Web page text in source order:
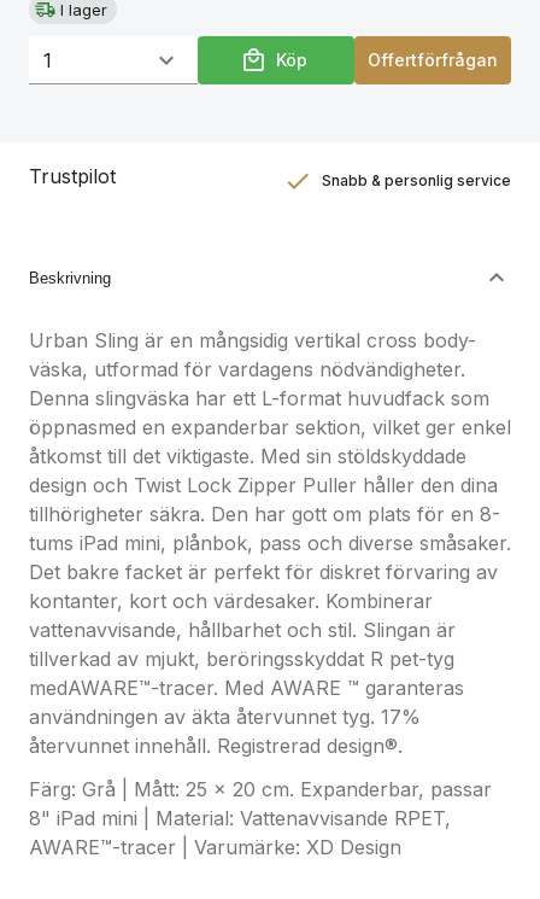
AWARE™-tracer | Varumärke: XD Design
I lager
Köp Offertförfrågan
Trustpilot Snabb & personlig service
Beskrivning
Urban Sling är en mångsidig vertikal cross body-
väska, utformad för vardagens nödvändigheter.
Denna slingväska har ett L-format huvudfack som
öppnasmed en expanderbar sektion, vilket ger enkel
åtkomst till det viktigaste. Med sin stöldskyddade
design och Twist Lock Zipper Puller håller den dina
tillhörigheter säkra. Den har gott om plats för en 8-
tums iPad mini, plånbok, pass och diverse småsaker.
Det bakre facket är perfekt för diskret förvaring av
kontanter, kort och värdesaker. Kombinerar
vattenavvisande, hållbarhet och stil. Slingan är
tillverkad av mjukt, beröringsskyddat R pet-tyg
medAWARE™-tracer. Med AWARE ™ garanteras
användningen av äkta återvunnet tyg. 17%
återvunnet innehåll. Registrerad design®.
Färg: Grå | Mått: 25 x 20 cm. Expanderbar, passar
8" iPad mini | Material: Vattenavvisande RPET,
AWARE™-tracer | Varumärke: XD Design